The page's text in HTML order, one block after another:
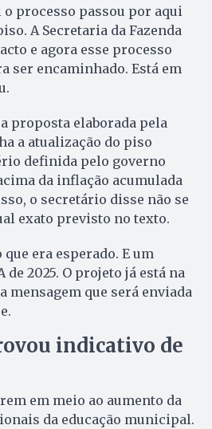
o processo passou por aqui
A Secretaria da Fazenda
e agora esse processo
ser encaminhado. Está em
proposta elaborada pela
a atualização do piso
definida pelo governo
da inflação acumulada
o secretário disse não se
exato previsto no texto.
era esperado. E um
de 2025. O projeto já está na
mensagem que será enviada
indicativo de
em meio ao aumento da
da educação municipal.